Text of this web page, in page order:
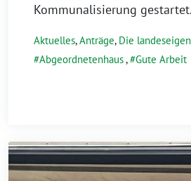
Kommunalisierung
Aktuelles,Anträge, Die
Abgeordnetenhaus, Gute Arbeit